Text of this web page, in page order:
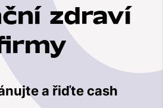
zdraví
a řiďte cash